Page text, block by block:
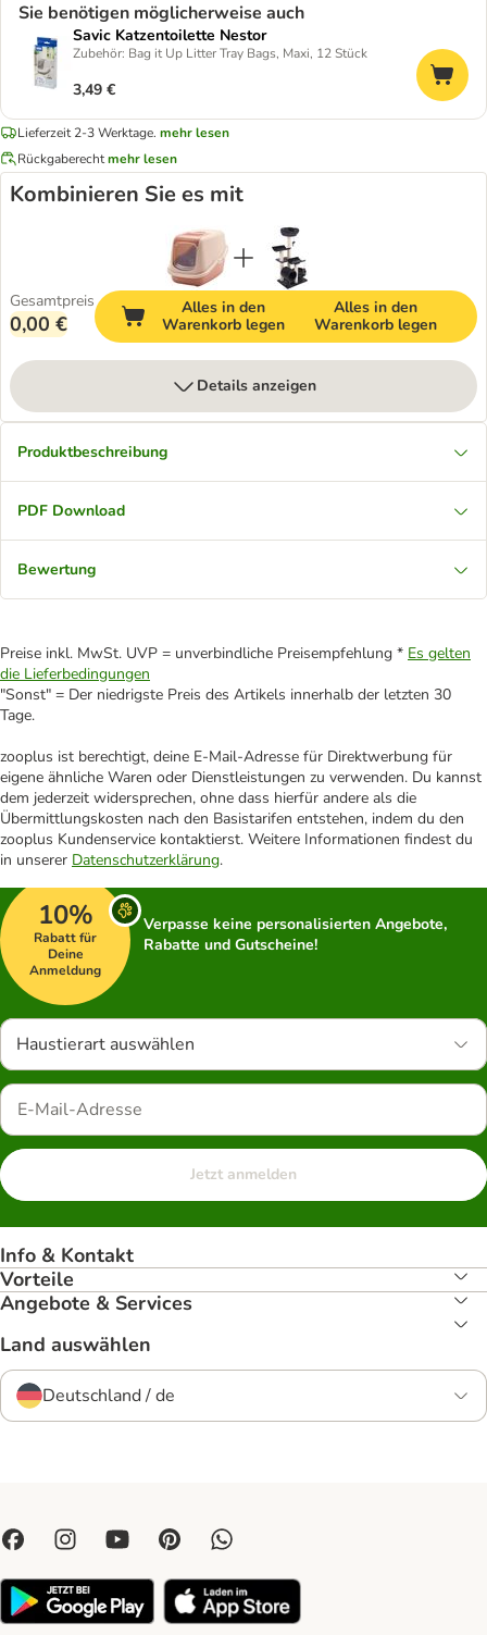
Sie benötigen möglicherweise auch
Savic Katzentoilette Nestor
Zubehör: Bag it Up Litter Tray Bags, Maxi, 12 Stück
3,49 €
Lieferzeit 2-3 Werktage. mehr lesen
Rückgaberechtmehr lesen
Kombinieren Sie es mit
Gesamtpreis
0,00 €
Alles in den
Warenkorb legen
Alles in den
Warenkorb legen
Details anzeigen
Produktbeschreibung
PDF Download
Bewertung
Preise inkl. MwSt. UVP = unverbindliche Preisempfehlung * Es gelten
die Lieferbedingungen
"Sonst" = Der niedrigste Preis des Artikels innerhalb der letzten 30
Tage.
zooplus ist berechtigt, deine E-Mail-Adresse für Direktwerbung für
eigene ähnliche Waren oder Dienstleistungen zu verwenden. Du kannst
dem jederzeit widersprechen, ohne dass hierfür andere als die
Übermittlungskosten nach den Basistarifen entstehen, indem du den
zooplus Kundenservice kontaktierst. Weitere Informationen findest du
in unserer Datenschutzerklärung.
10%
Rabatt für
Deine
Anmeldung
Verpasse keine personalisierten Angebote,
Rabatte und Gutscheine!
Haustierart auswählen
Jetzt anmelden
Info & Kontakt
Vorteile
Angebote & Services
Land auswählen
Deutschland / de